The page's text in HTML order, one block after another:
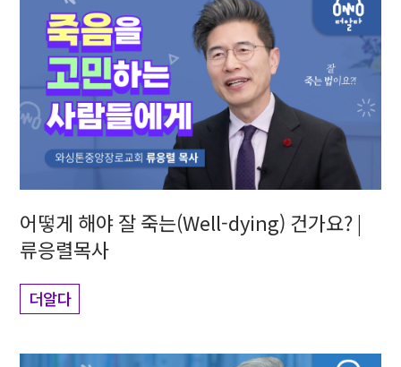
어떻게 해야 잘 죽는(Well-dying) 건가요? |
류응렬목사
더알다